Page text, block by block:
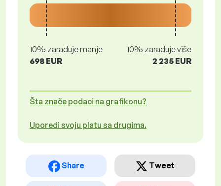
10% zarađuje manje
698 EUR
10% zarađuje više
2 235 EUR
Šta znače podaci na grafikonu?
Uporedi svoju platu sa drugima.
Share Tweet